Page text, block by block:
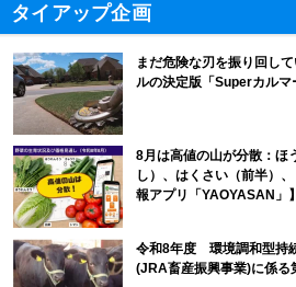
タイアップ企画
まだ危険な刃を振り回し
ルの決定版「Superカルマ
8月は高値の山が分散：ほ
し）、はくさい（前半）
報アプリ「YAOYASAN」】
令和8年度 環境調和型持
(JRA畜産振興事業)に係る